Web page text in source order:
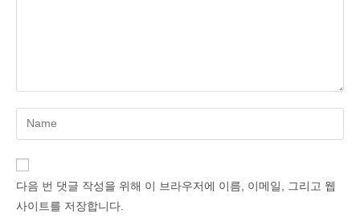
Enter
your
name
다음 번 댓글 작성을 위해 이 브라우저에 이름, 이메일, 그리고 웹
사이트를 저장합니다.